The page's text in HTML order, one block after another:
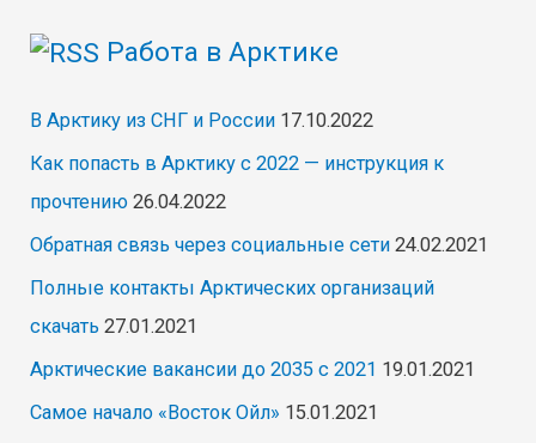
Работа в Арктике
В Арктику из СНГ и России 17.10.2022
Как попасть в Арктику с 2022 — инструкция к
прочтению 26.04.2022
Обратная связь через социальные сети 24.02.2021
Полные контакты Арктических организаций
скачать 27.01.2021
Арктические вакансии до 2035 с 2021 19.01.2021
Самое начало «Восток Ойл» 15.01.2021